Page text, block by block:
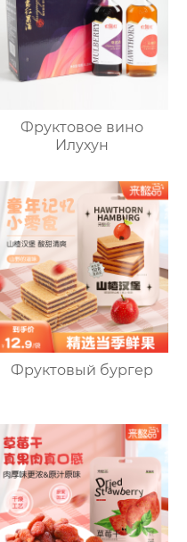
Фруктовое вино
Илухун
Фруктовый бургер